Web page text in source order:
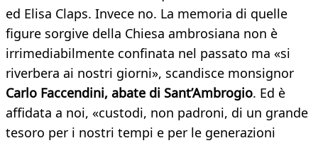
ed Elisa Claps. Invece no. La memoria di quelle
figure sorgive della Chiesa ambrosiana non è
irrimediabilmente confinata nel passato ma «si
riverbera ai nostri giorni», scandisce monsignor
Carlo Faccendini, abate di Sant’Ambrogio. Ed è
affidata a noi, «custodi, non padroni, di un grande
tesoro per i nostri tempi e per le generazioni